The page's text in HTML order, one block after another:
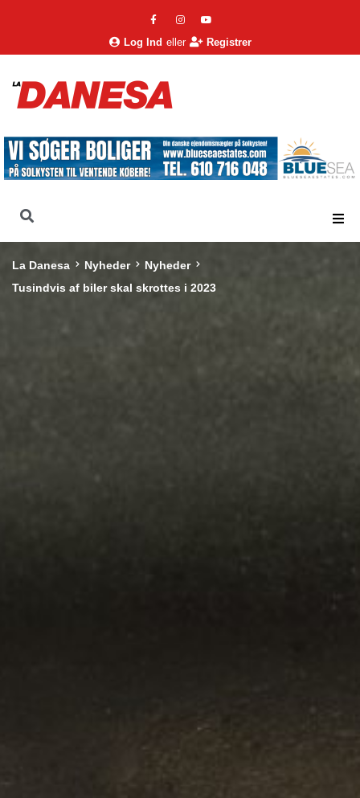
Log Ind eller Registrer
La Danesa Nyheder
Nyheder
Tusindvis af biler skal skrottes i 2023